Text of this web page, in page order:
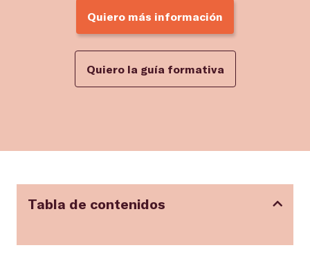
Quiero más información
Quiero la guía formativa
Tabla de contenidos